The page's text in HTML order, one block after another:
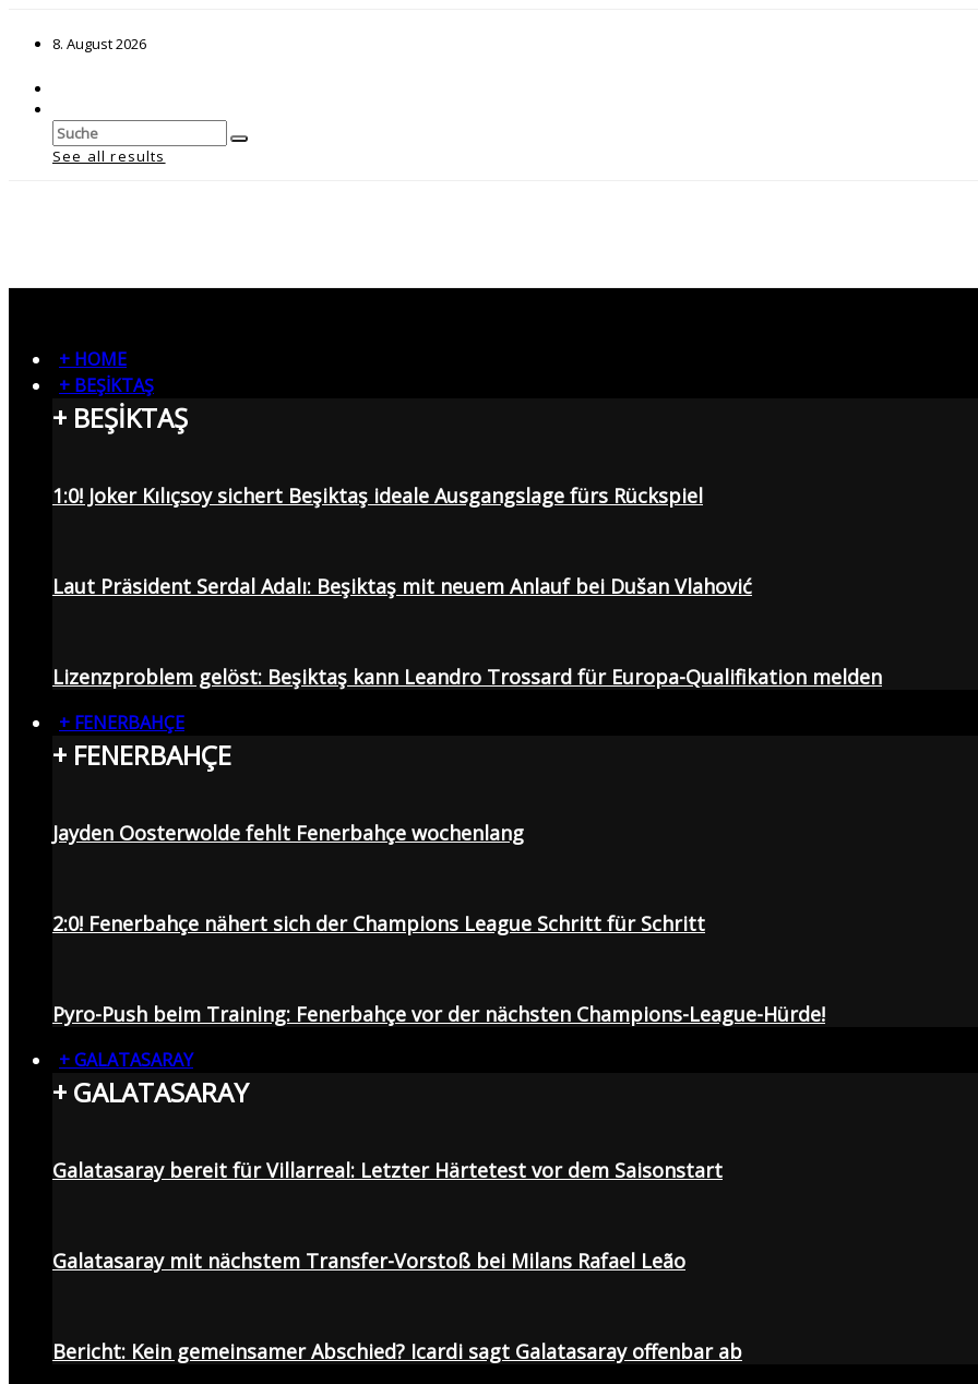
8. August 2026
See all results
+ HOME
+ BEŞİKTAŞ
+ BEŞİKTAŞ
1:0! Joker Kılıçsoy sichert Beşiktaş ideale Ausgangslage fürs Rückspiel
Laut Präsident Serdal Adalı: Beşiktaş mit neuem Anlauf bei Dušan Vlahović
Lizenzproblem gelöst: Beşiktaş kann Leandro Trossard für Europa-Qualifikation melden
+ FENERBAHÇE
+ FENERBAHÇE
Jayden Oosterwolde fehlt Fenerbahçe wochenlang
2:0! Fenerbahçe nähert sich der Champions League Schritt für Schritt
Pyro-Push beim Training: Fenerbahçe vor der nächsten Champions-League-Hürde!
+ GALATASARAY
+ GALATASARAY
Galatasaray bereit für Villarreal: Letzter Härtetest vor dem Saisonstart
Galatasaray mit nächstem Transfer-Vorstoß bei Milans Rafael Leão
Bericht: Kein gemeinsamer Abschied? Icardi sagt Galatasaray offenbar ab